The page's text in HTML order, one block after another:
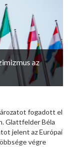
az
fogadott el
Glattfelder Béla
jelent az Európai
végre